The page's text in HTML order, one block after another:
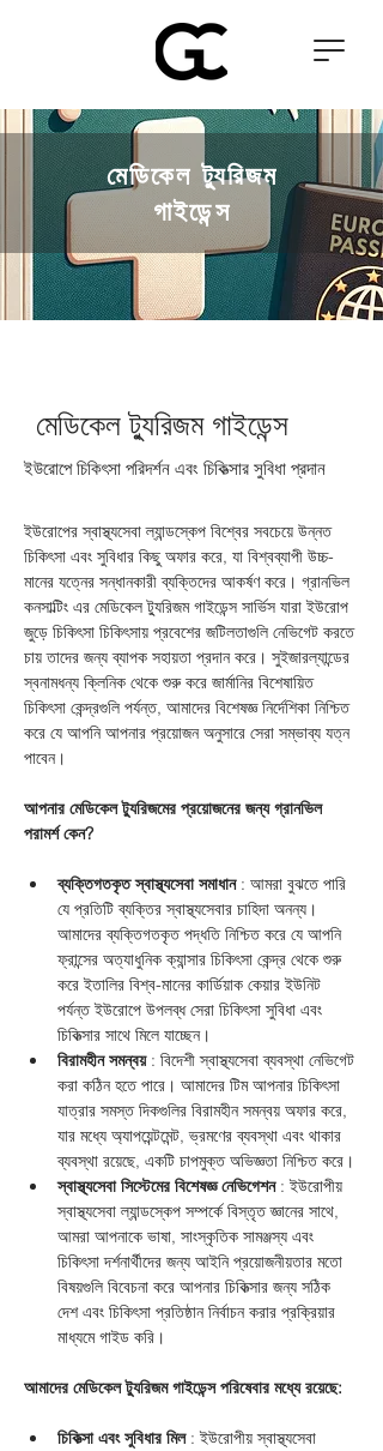
মেডিকেল ট্যুরিজম
গাইডেন্স
মেডিকেল ট্যুরিজম গাইডেন্স
ইউরোপে চিকিৎসা পরিদর্শন এবং চিকিত্সার সুবিধা প্রদান
ইউরোপের স্বাস্থ্যসেবা ল্যান্ডস্কেপ বিশ্বের সবচেয়ে উন্নত
চিকিৎসা এবং সুবিধার কিছু অফার করে, যা বিশ্বব্যাপী উচ্চ-
মানের যত্নের সন্ধানকারী ব্যক্তিদের আকর্ষণ করে। গ্রানভিল
কনসাল্টিং এর মেডিকেল ট্যুরিজম গাইডেন্স সার্ভিস যারা ইউরোপ
জুড়ে চিকিৎসা চিকিৎসায় প্রবেশের জটিলতাগুলি নেভিগেট করতে
চায় তাদের জন্য ব্যাপক সহায়তা প্রদান করে। সুইজারল্যান্ডের
স্বনামধন্য ক্লিনিক থেকে শুরু করে জার্মানির বিশেষায়িত
চিকিৎসা কেন্দ্রগুলি পর্যন্ত, আমাদের বিশেষজ্ঞ নির্দেশিকা নিশ্চিত
করে যে আপনি আপনার প্রয়োজন অনুসারে সেরা সম্ভাব্য যত্ন
পাবেন।
আপনার মেডিকেল ট্যুরিজমের প্রয়োজনের জন্য গ্রানভিল
পরামর্শ কেন?
ব্যক্তিগতকৃত স্বাস্থ্যসেবা সমাধান : আমরা বুঝতে পারি
যে প্রতিটি ব্যক্তির স্বাস্থ্যসেবার চাহিদা অনন্য।
আমাদের ব্যক্তিগতকৃত পদ্ধতি নিশ্চিত করে যে আপনি
ফ্রান্সের অত্যাধুনিক ক্যান্সার চিকিৎসা কেন্দ্র থেকে শুরু
করে ইতালির বিশ্ব-মানের কার্ডিয়াক কেয়ার ইউনিট
পর্যন্ত ইউরোপে উপলব্ধ সেরা চিকিৎসা সুবিধা এবং
চিকিত্সার সাথে মিলে যাচ্ছেন।
বিরামহীন সমন্বয় : বিদেশী স্বাস্থ্যসেবা ব্যবস্থা নেভিগেট
করা কঠিন হতে পারে। আমাদের টিম আপনার চিকিৎসা
যাত্রার সমস্ত দিকগুলির বিরামহীন সমন্বয় অফার করে,
যার মধ্যে অ্যাপয়েন্টমেন্ট, ভ্রমণের ব্যবস্থা এবং থাকার
ব্যবস্থা রয়েছে, একটি চাপমুক্ত অভিজ্ঞতা নিশ্চিত করে।
স্বাস্থ্যসেবা সিস্টেমের বিশেষজ্ঞ নেভিগেশন : ইউরোপীয়
স্বাস্থ্যসেবা ল্যান্ডস্কেপ সম্পর্কে বিস্তৃত জ্ঞানের সাথে,
আমরা আপনাকে ভাষা, সাংস্কৃতিক সামঞ্জস্য এবং
চিকিৎসা দর্শনার্থীদের জন্য আইনি প্রয়োজনীয়তার মতো
বিষয়গুলি বিবেচনা করে আপনার চিকিত্সার জন্য সঠিক
দেশ এবং চিকিৎসা প্রতিষ্ঠান নির্বাচন করার প্রক্রিয়ার
মাধ্যমে গাইড করি।
আমাদের মেডিকেল ট্যুরিজম গাইডেন্স পরিষেবার মধ্যে রয়েছে:
চিকিত্সা এবং সুবিধার মিল : ইউরোপীয় স্বাস্থ্যসেবা